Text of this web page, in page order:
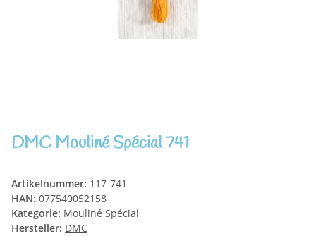
DMC Mouliné Spécial 741
Artikelnummer: 117-741
HAN: 077540052158
Kategorie: Mouliné Spécial
Hersteller: DMC